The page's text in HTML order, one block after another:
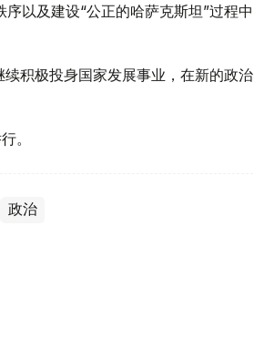
以及建设“公正的哈萨克斯坦”过程中
积极投身国家发展事业，在新的政治
。
政治